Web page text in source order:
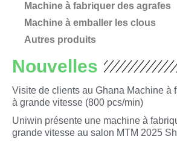
Machine à fabriquer des agrafes
Machine à emballer les clous
Autres produits
Nouvelles
Visite de clients au Ghana Machine à
à grande vitesse (800 pcs/min)
Uniwin présente une machine à
grande vitesse au salon MTM 2025